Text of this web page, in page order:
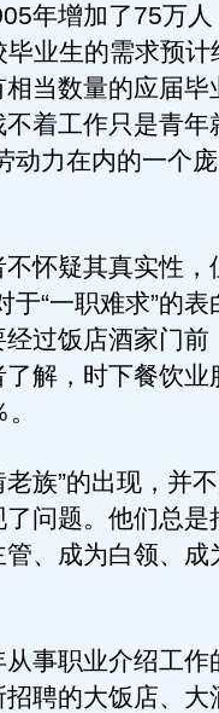
年增加了75万
业生的需求预
当数量的应届毕
着工作只是青年
动力在内的一个
怀疑其真实性，
于“一职难求”的
过饭店酒家门前
解，时下餐饮业
族”的出现，并
问题。他们总是
、成为白领、成
事职业介绍工作
聘的大饭店、大